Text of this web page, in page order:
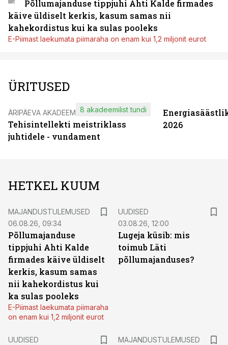
Põllumajanduse tippjuhi Ahti Kalde firmades
käive üldiselt kerkis, kasum samas nii
kahekordistus kui ka sulas pooleks
E-Piimast laekumata piimaraha on enam kui 1,2 miljonit eurot
ÜRITUSED
ÄRIPÄEVA AKADEEMIA
Tehisintellekti meistriklass
juhtidele - vundament
8 akadeemilist tundi
2026
HETKEL KUUM
MAJANDUSTULEMUSED
06.08.26, 09:34
Põllumajanduse
tippjuhi Ahti Kalde
firmades käive üldiselt
kerkis, kasum samas
nii kahekordistus kui
ka sulas pooleks
E-Piimast laekumata piimaraha
on enam kui 1,2 miljonit eurot
UUDISED
03.08.26, 12:00
Lugeja küsib: mis
toimub Läti
põllumajanduses?
UUDISED
MAJANDUSTULEMUSED